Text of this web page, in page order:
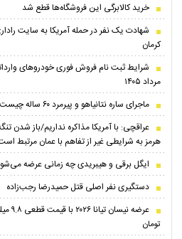
خرید کالابرگی این فروشگاه‌ها قطع شد
شهادت یک نفر در حمله آمریکا به سایت
کرمان
شرایط ثبت نام فروش فوری خودرو‌های
مرداد ۱۴۰۵
ماجرای ساره نتانیاهو و پیرمرد ۶۰ ساله چیست؟
عراقچی: با آمریکا مذاکره نداریم/باز شدن
هرمز به شرایطی غیر از تفاهم با عمان مرتبط
ایگل برقی و هیبریدی چه زمانی عرضه
دستگیری نفر اصلی قتل حمیدرضا رجب‌زاده
عرضه نیسان
تومان